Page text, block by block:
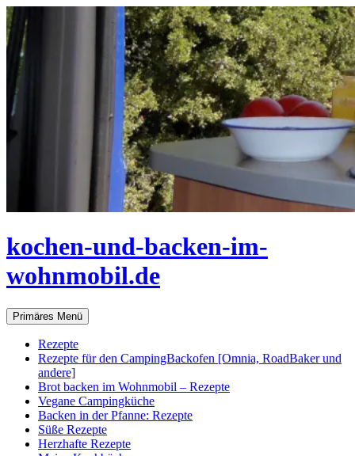
Zum
Inhalt
springen
kochen-und-backen-im-
wohnmobil.de
Suchen
Primäres Menü
Rezepte
Rezepte für den CampingBackofen [Omnia, RoadBaker und
andere]
Brot backen im Wohnmobil – Rezepte
Vegane Campingküche
Backen in der Pfanne: Rezepte
Süße Rezepte
Herzhafte Rezepte